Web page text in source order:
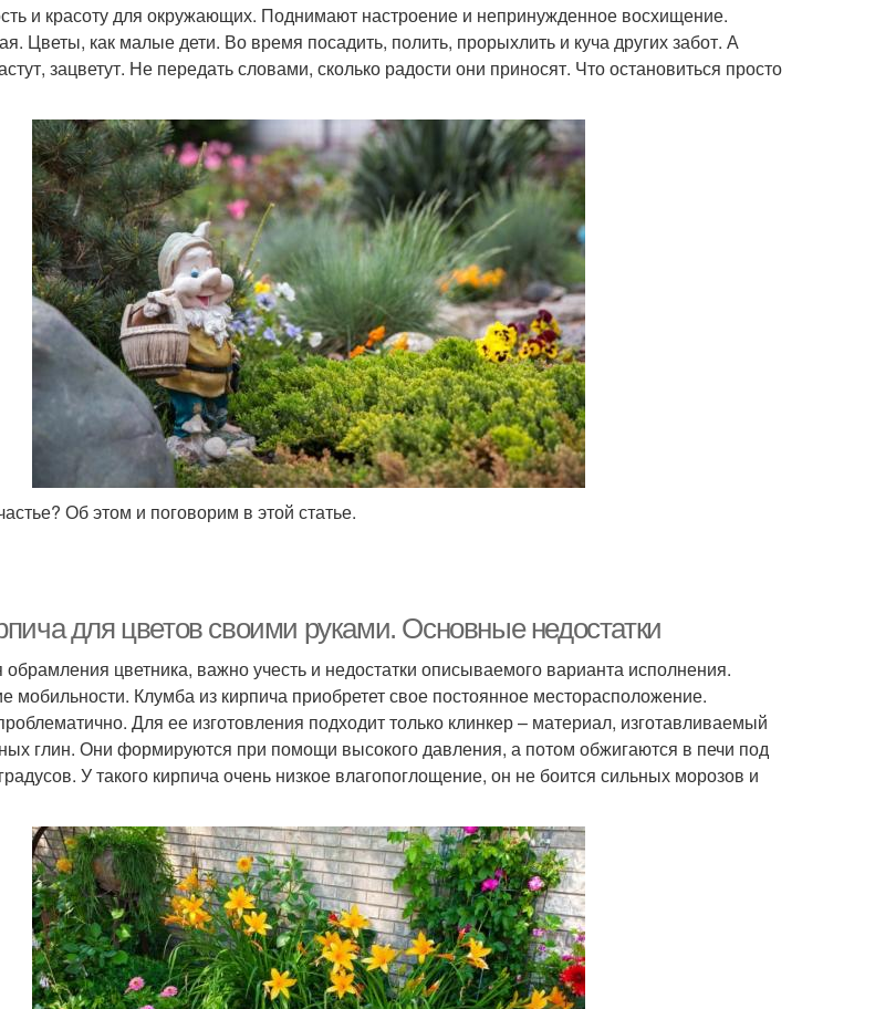
и красоту для окружающих. Поднимают настроение и непринужденное восхищение.
Цветы, как малые дети. Во время посадить, полить, прорыхлить и куча других забот. А
зацветут. Не передать словами, сколько радости они приносят. Что остановиться просто
Об этом и поговорим в этой статье.
для цветов своими руками. Основные недостатки
цветника, важно учесть и недостатки описываемого варианта исполнения.
мобильности. Клумба из кирпича приобретет свое постоянное месторасположение.
Для ее изготовления подходит только клинкер – материал, изготавливаемый
глин. Они формируются при помощи высокого давления, а потом обжигаются в печи под
У такого кирпича очень низкое влагопоглощение, он не боится сильных морозов и